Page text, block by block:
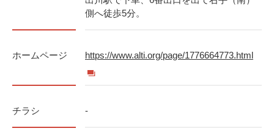
側へ徒歩5分。
ホームページ https://www.alti.org/page/1776664773.html
チラシ -